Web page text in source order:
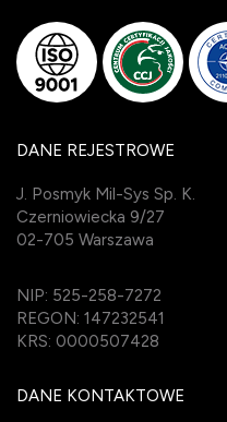
DANE REJESTROWE
J. Posmyk Mil-Sys Sp. K.
Czerniowiecka 9/27
02-705 Warszawa
NIP: 525-258-7272
REGON: 147232541
KRS: 0000507428
DANE KONTAKTOWE